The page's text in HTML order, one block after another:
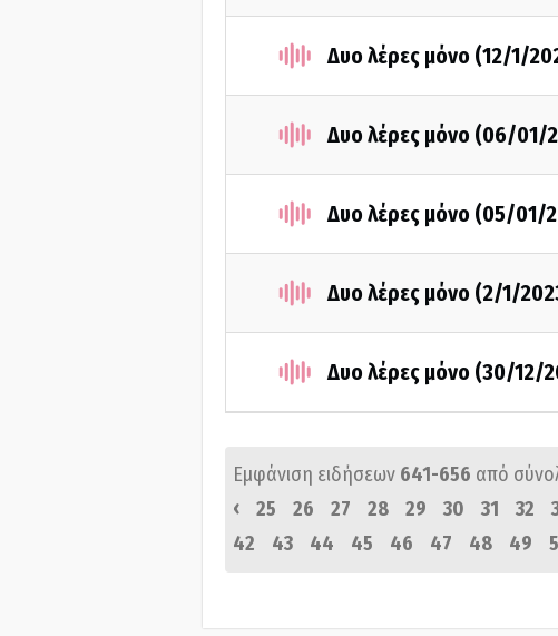
Δυο λέρες μόνο (12/1/
Δυο λέρες μόνο (06/01/
Δυο λέρες μόνο (05/01/
Δυο λέρες μόνο (2/1/
Δυο λέρες μόνο (30/12/
Εμφάνιση ειδήσεων 641-656 από
‹
25 26 27 28 29 30 31 32
42
43 44 45 46 47 48 49